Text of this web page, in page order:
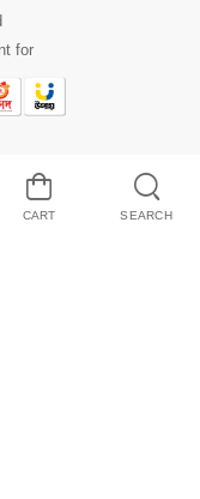
for
CART SEARCH